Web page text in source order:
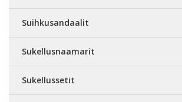
Suihkusandaalit
Sukellusnaamarit
Sukellussetit